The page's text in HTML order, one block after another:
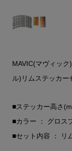
MAVIC(マヴィッ
ル)リムステッカー
■ステッカー高さ
■カラー ： グロス
■セット内容 ： リ